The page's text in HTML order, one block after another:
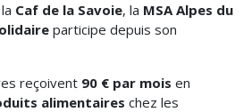
Caf de la Savoie, la MSA Alpes du
participe depuis son
reçoivent 90 € par mois en
alimentaires chez les